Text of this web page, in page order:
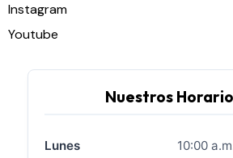
Instagram
Youtube
Nuestros
Lunes 10:00